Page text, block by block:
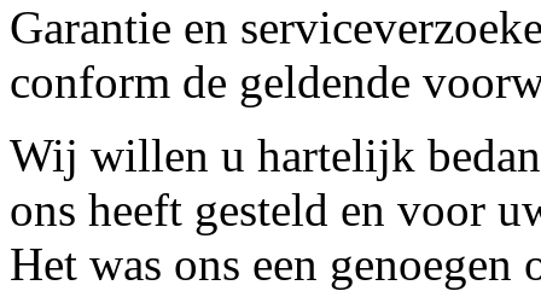
Garantie en
conform de geldende
Wij willen u hartelijk
ons heeft gesteld en voor
Het was ons een